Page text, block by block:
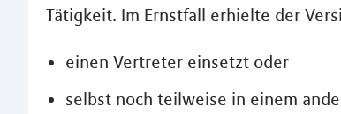
Tätigkeit. Im Ernstfall erhielte der
einen Vertreter einsetzt oder
selbst noch teilweise in einem